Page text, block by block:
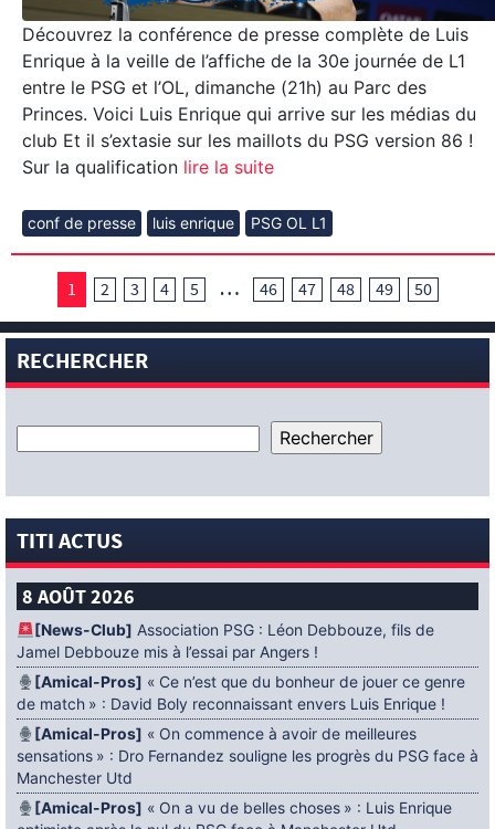
Découvrez la conférence de presse complète de Luis
Enrique à la veille de l’affiche de la 30e journée de L1
entre le PSG et l’OL, dimanche (21h) au Parc des
Princes. Voici Luis Enrique qui arrive sur les médias du
club Et il s’extasie sur les maillots du PSG version 86 !
Sur la qualification lire la suite
conf de presse luis enrique PSG OL L1
1 2 3 4 5 … 46 47 48 49 50
RECHERCHER
TITI ACTUS
8 AOÛT 2026
[News-Club] Association PSG : Léon Debbouze, fils de
Jamel Debbouze mis à l’essai par Angers !
[Amical-Pros] « Ce n’est que du bonheur de jouer ce genre
de match » : David Boly reconnaissant envers Luis Enrique !
[Amical-Pros] « On commence à avoir de meilleures
sensations » : Dro Fernandez souligne les progrès du PSG face à
Manchester Utd
[Amical-Pros] « On a vu de belles choses » : Luis Enrique